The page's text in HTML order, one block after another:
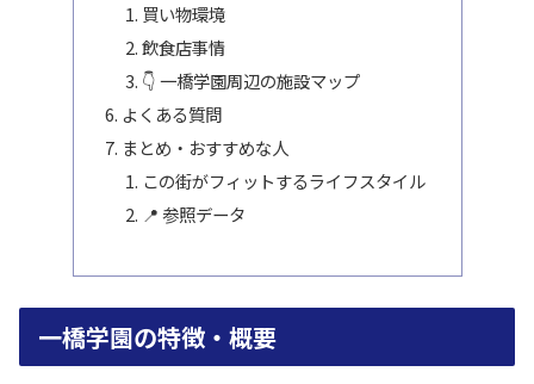
買い物環境
飲食店事情
👇 一橋学園周辺の施設マップ
よくある質問
まとめ・おすすめな人
この街がフィットするライフスタイル
📍 参照データ
一橋学園の特徴・概要